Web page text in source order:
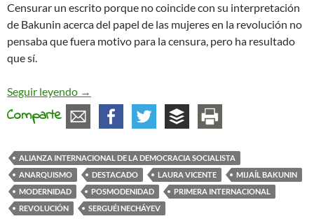
Censurar un escrito porque no coincide con su interpretación
de Bakunin acerca del papel de las mujeres en la revolución no
pensaba que fuera motivo para la censura, pero ha resultado
que sí.
Seguir leyendo Bakunin, Necháyev y censura
→
Comparte
ALIANZA INTERNACIONAL DE LA DEMOCRACIA SOCIALISTA
ANARQUISMO
DESTACADO LAURA VICENTE
MIJAÍL BAKUNIN
MODERNIDAD
POSMODENIDAD
PRIMERA INTERNACIONAL
REVOLUCIÓN
SERGUÉI NECHÁYEV